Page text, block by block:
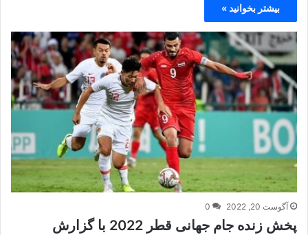
بیشتر بخوانید »
آگوست 20, 2022 0
پخش زنده جام جهانی قطر 2022 با گزارش